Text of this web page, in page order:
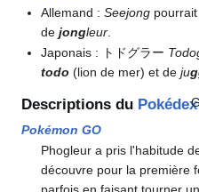
Allemand :Seejong
dejongleur
Japonais : トドグラー
todo (lion de mer) et deju
Descriptions du Pokédex
Pokémon GO
Phogleur a pris l'habitude
découvre pour la première